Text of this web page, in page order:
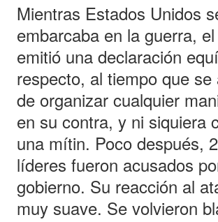
Mientras Estados Unidos
embarcaba en la guerra,
emitió una declaración
respecto, al tiempo que se
de organizar cualquier
en su contra, y ni siquiera
una mítin. Poco después,
líderes fueron acusados
gobierno. Su reacción al
muy suave. Se volvieron